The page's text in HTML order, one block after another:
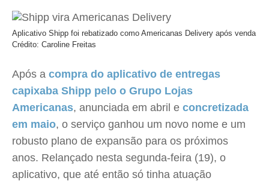
Aplicativo Shipp foi rebatizado como Americanas Delivery após venda
Crédito: Caroline Freitas
Após a compra do aplicativo de entregas
capixaba Shipp pelo o Grupo Lojas
Americanas, anunciada em abril e concretizada
em maio, o serviço ganhou um novo nome e um
robusto plano de expansão para os próximos
anos. Relançado nesta segunda-feira (19), o
aplicativo, que até então só tinha atuação